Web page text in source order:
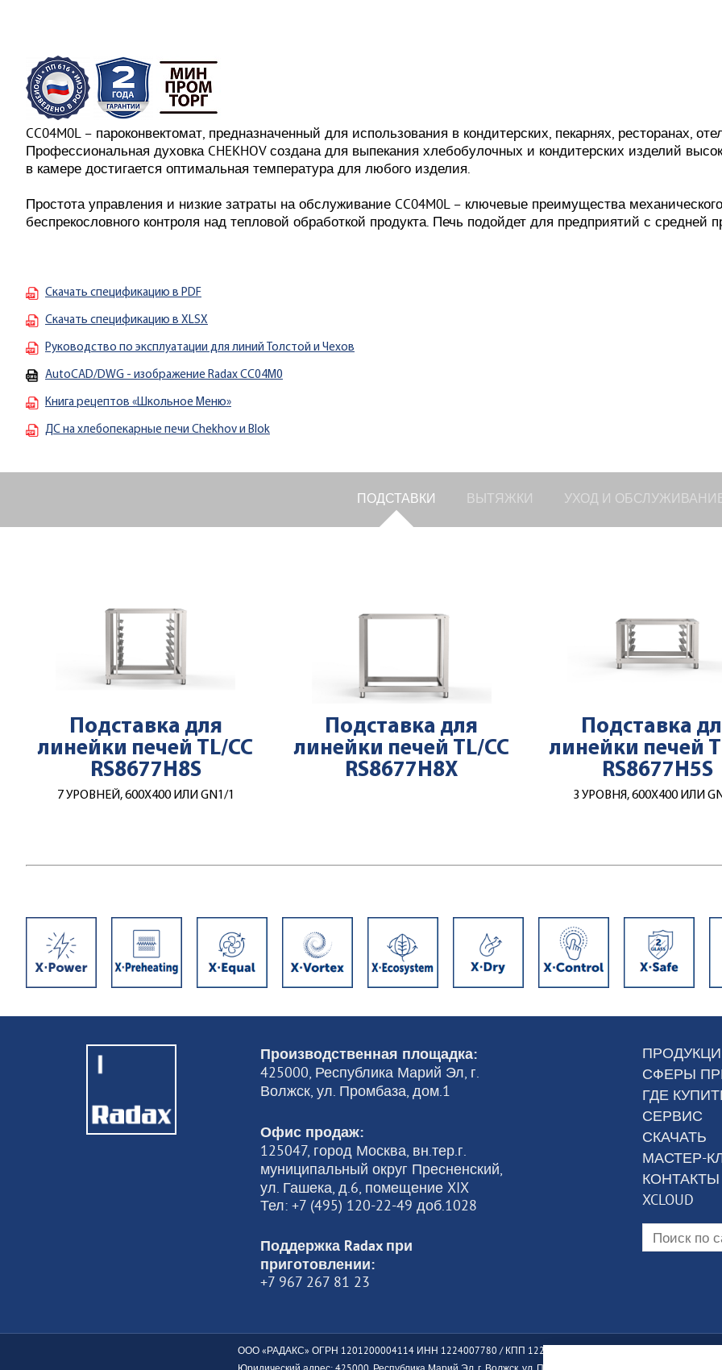
CC04M0L – пароконвектомат, предназначенный для использования в кондитерских, пекарнях, ресторанах,
Профессиональная духовка CHEKHOV создана для выпекания хлебобулочных и кондитерских изделий
в камере достигается оптимальная температура для любого изделия.
Простота управления и низкие затраты на обслуживание CC04M0L – ключевые преимущества
беспрекословного контроля над тепловой обработкой продукта. Печь подойдет для предприятий с средней
Скачать спецификацию в PDF
Скачать спецификацию в XLSX
Руководство по эксплуатации для линий Толстой и Чехов
AutoCAD/DWG - изображение Radax CC04M0
Книга рецептов «Школьное Меню»
ДС на хлебопекарные печи Chekhov и Blok
ПОДСТАВКИ ВЫТЯЖКИ УХОД И
Подставка для
линейки печей TL/CC
RS8677H8S
7 УРОВНЕЙ, 600Х400 ИЛИ GN1/1
Подставка для
линейки печей TL/CC
RS8677H8X
Подставка
линейки печей
RS8677H5S
3 УРОВНЯ, 600Х400 ИЛИ
Производственная площадка:
425000, Республика Марий Эл, г.
Волжск, ул. Промбаза, дом.1
Офис продаж:
125047, город Москва, вн.тер.г.
муниципальный округ Пресненский,
ул. Гашека, д.6, помещение XIX
Тел: +7 (495) 120-22-49 доб.1028
Поддержка Radax при
приготовлении:
+7 967 267 81 23
СФЕРЫ
ГДЕ
СЕРВИС
СКАЧАТЬ
МАСТЕР-
КОНТАКТЫ
XCLOUD
ООО «РАДАКС» ОГРН 1201200004114 ИНН 1224007780 / КПП 122401001